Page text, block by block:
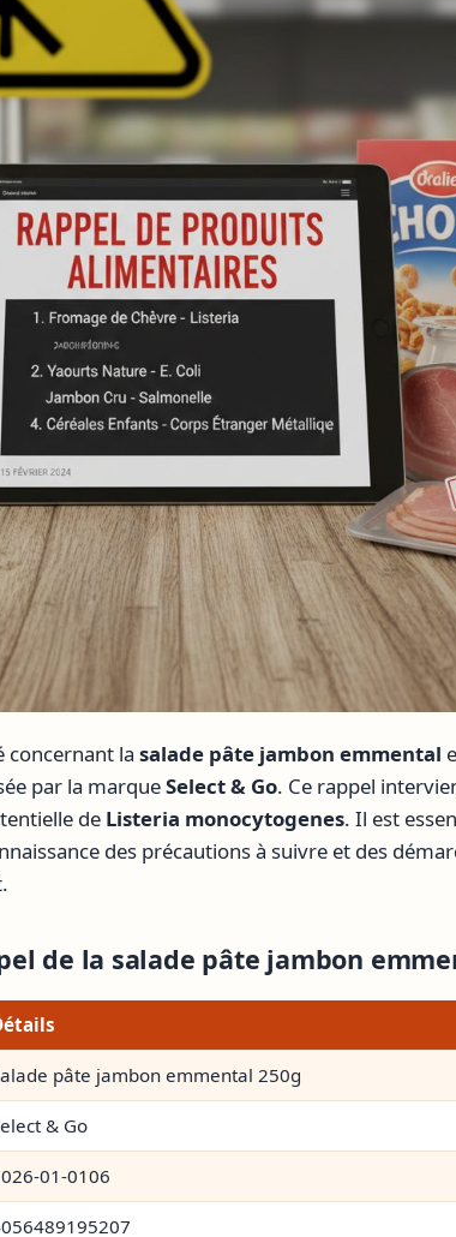
concernant la salade pâte jambon emmental
par la marqueSelect & Go. Ce rappel
de Listeria monocytogenes. Il est
des précautions à suivre et des
de la salade pâte jambon
pâte jambon emmental 250g
& Go
01-0106